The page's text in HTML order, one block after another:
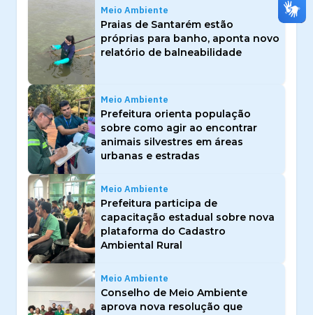
Meio Ambiente
Praias de Santarém estão
próprias para banho, aponta novo
relatório de balneabilidade
Meio Ambiente
Prefeitura orienta população
sobre como agir ao encontrar
animais silvestres em áreas
urbanas e estradas
Meio Ambiente
Prefeitura participa de
capacitação estadual sobre nova
plataforma do Cadastro
Ambiental Rural
Meio Ambiente
Conselho de Meio Ambiente
aprova nova resolução que